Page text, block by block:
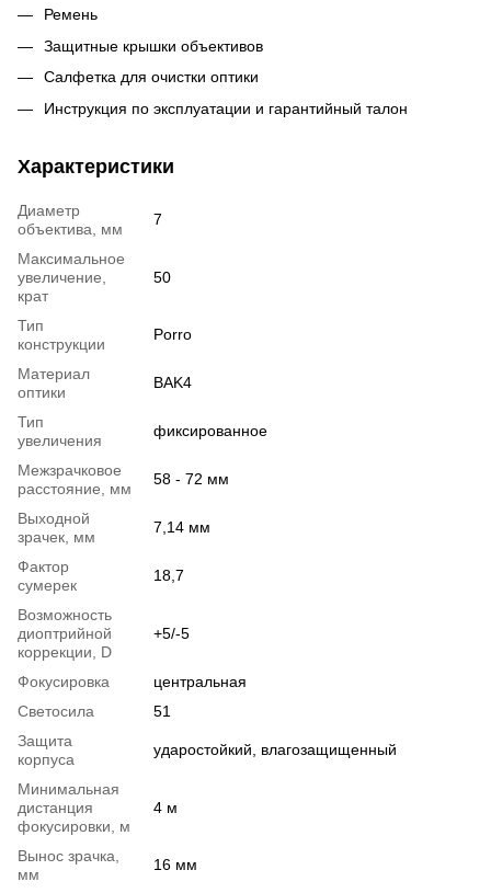
Ремень
Защитные крышки объективов
Салфетка для очистки оптики
Инструкция по эксплуатации и гарантийный талон
Характеристики
Диаметр
объектива, мм
7
Максимальное
увеличение,
крат
50
Тип
конструкции
Porro
Материал
оптики
BAK4
Тип
увеличения
фиксированное
Межзрачковое
расстояние, мм
58 - 72 мм
Выходной
зрачек, мм
7,14 мм
Фактор
сумерек
18,7
Возможность
диоптрийной
коррекции, D
+5/-5
Фокусировка
центральная
Светосила
51
Защита
корпуса
ударостойкий, влагозащищенный
Минимальная
дистанция
фокусировки, м
4 м
Вынос зрачка,
мм
16 мм